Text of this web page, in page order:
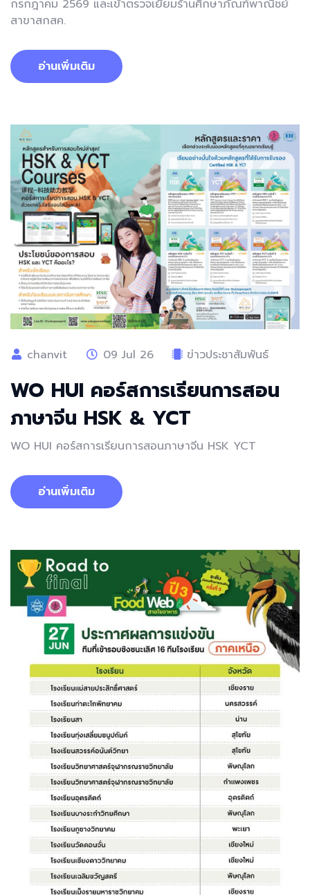
กรกฎาคม 2569 และเข้าตรวจเยี่ยมร้านศึกษาภัณฑ์พาณิชย์
สาขาสกสค.
อ่านเพิ่มเติม
chanvit 09 Jul 26 ข่าวประชาสัมพันธ์
WO HUI คอร์สการเรียนการสอน
ภาษาจีน HSK & YCT
WO HUI คอร์สการเรียนการสอนภาษาจีน HSK YCT
อ่านเพิ่มเติม